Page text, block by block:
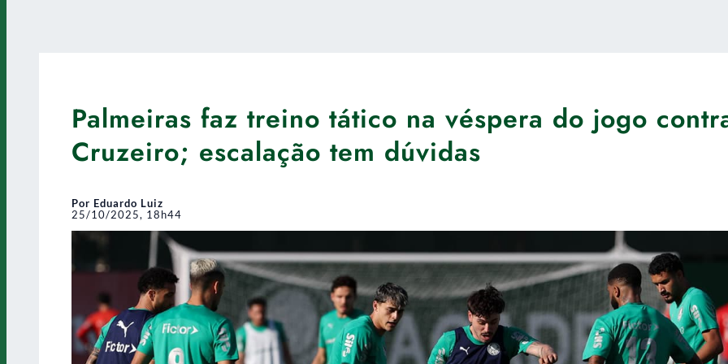
Palmeiras faz treino tático na véspera do jogo
Cruzeiro; escalação tem dúvidas
Por Eduardo Luiz
25/10/2025, 18h44